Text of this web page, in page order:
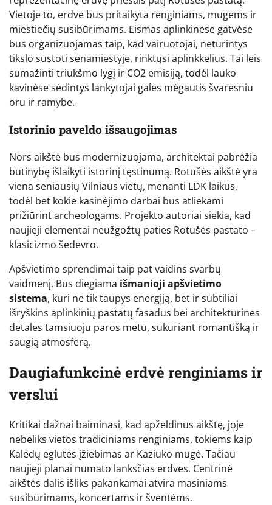
Vietoje to, erdvė bus pritaikyta renginiams, mugėms ir
miestiečių susibūrimams. Eismas aplinkinėse gatvėse
bus organizuojamas taip, kad vairuotojai, neturintys
tikslo sustoti senamiestyje, rinktųsi aplinkkelius. Tai leis
sumažinti triukšmo lygį ir CO2 emisiją, todėl lauko
kavinėse sėdintys lankytojai galės mėgautis švaresniu
oru ir ramybe.
Istorinio paveldo išsaugojimas
Nors aikštė bus modernizuojama, architektai pabrėžia
būtinybę išlaikyti istorinį tęstinumą. Rotušės aikštė yra
viena seniausių Vilniaus vietų, menanti LDK laikus,
todėl bet kokie kasinėjimo darbai bus atliekami
prižiūrint archeologams. Projekto autoriai siekia, kad
naujieji elementai neužgožtų paties Rotušės pastato –
klasicizmo šedevro.
Apšvietimo sprendimai taip pat vaidins svarbų
vaidmenį. Bus diegiama išmanioji apšvietimo
sistema, kuri ne tik taupys energiją, bet ir subtiliai
išryškins aplinkinių pastatų fasadus bei architektūrines
detales tamsiuoju paros metu, sukuriant romantišką ir
saugią atmosferą.
Daugiafunkcinė erdvė renginiams ir
verslui
Kritikai dažnai baiminasi, kad apželdinus aikštę, joje
nebeliks vietos tradiciniams renginiams, tokiems kaip
Kalėdų eglutės įžiebimas ar Kaziuko mugė. Tačiau
naujieji planai numato lanksčias erdves. Centrinė
aikštės dalis išliks pakankamai atvira masiniams
susibūrimams, koncertams ir šventėms.